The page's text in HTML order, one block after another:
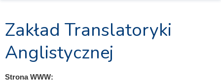
Zakład Translatoryki
Anglistycznej
Strona WWW: